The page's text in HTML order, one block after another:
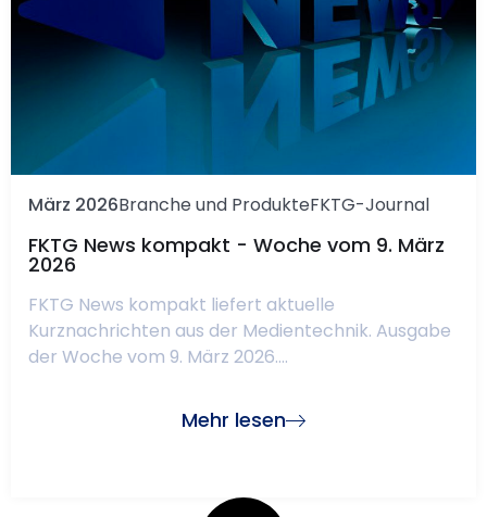
März 2026Branche und ProdukteFKTG-Journal
FKTG News kompakt - Woche vom 9. März
2026
FKTG News kompakt liefert aktuelle
Kurznachrichten aus der Medientechnik. Ausgabe
der Woche vom 9. März 2026....
Mehr lesen